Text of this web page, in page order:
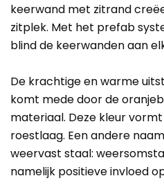
keerwand met zitrand
zitplek. Met het prefab
blind de keerwanden aan
De krachtige en warme
komt mede door de
materiaal. Deze kleur
roestlaag. Een andere
weervast staal:
namelijk positieve invloed